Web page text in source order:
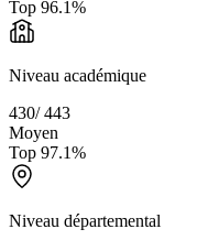
Top 96.1%
Niveau académique
430/443
Moyen
Top 97.1%
Niveau départemental